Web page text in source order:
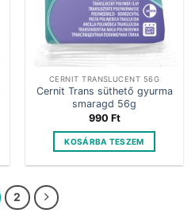
CERNIT TRANSLUCENT 56G
Cernit Trans süthető gyurma
smaragd 56g
990 Ft
KOSÁRBA TESZEM
2